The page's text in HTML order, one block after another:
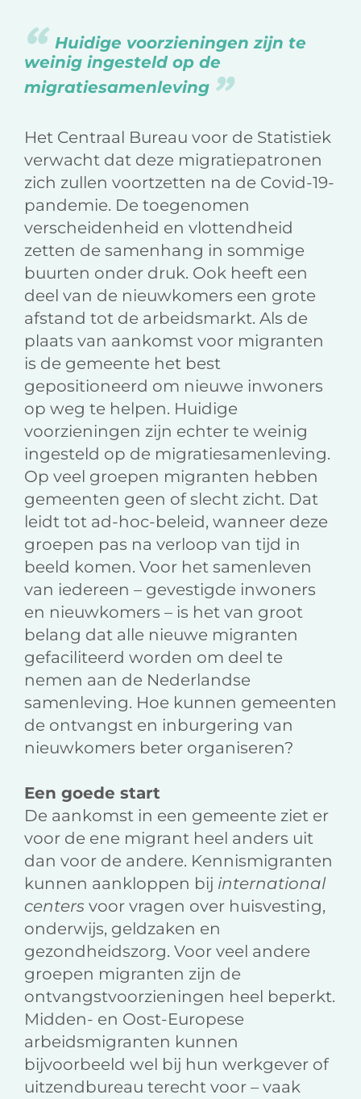
Huidige voorzieningen zijn te
weinig ingesteld op de
migratiesamenleving
Het Centraal Bureau voor de Statistiek
verwacht dat deze migratiepatronen
zich zullen voortzetten na de Covid-19-
pandemie. De toegenomen
verscheidenheid en vlottendheid
zetten de samenhang in sommige
buurten onder druk. Ook heeft een
deel van de nieuwkomers een grote
afstand tot de arbeidsmarkt. Als de
plaats van aankomst voor migranten
is de gemeente het best
gepositioneerd om nieuwe inwoners
op weg te helpen. Huidige
voorzieningen zijn echter te weinig
ingesteld op de migratiesamenleving.
Op veel groepen migranten hebben
gemeenten geen of slecht zicht. Dat
leidt tot ad-hoc-beleid, wanneer deze
groepen pas na verloop van tijd in
beeld komen. Voor het samenleven
van iedereen – gevestigde inwoners
en nieuwkomers – is het van groot
belang dat alle nieuwe migranten
gefaciliteerd worden om deel te
nemen aan de Nederlandse
samenleving. Hoe kunnen gemeenten
de ontvangst en inburgering van
nieuwkomers beter organiseren?
Een goede start
De aankomst in een gemeente ziet er
voor de ene migrant heel anders uit
dan voor de andere. Kennismigranten
kunnen aankloppen bij international
centers voor vragen over huisvesting,
onderwijs, geldzaken en
gezondheidszorg. Voor veel andere
groepen migranten zijn de
ontvangstvoorzieningen heel beperkt.
Midden- en Oost-Europese
arbeidsmigranten kunnen
bijvoorbeeld wel bij hun werkgever of
uitzendbureau terecht voor – vaak